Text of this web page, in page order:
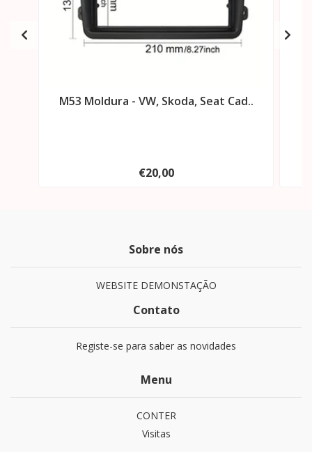
M53 Moldura - VW, Skoda, Seat Cad..
€20,00
Sobre nós
WEBSITE DEMONSTAÇÃO
Contato
Registe-se para saber as novidades
Menu
CONTER
Visitas